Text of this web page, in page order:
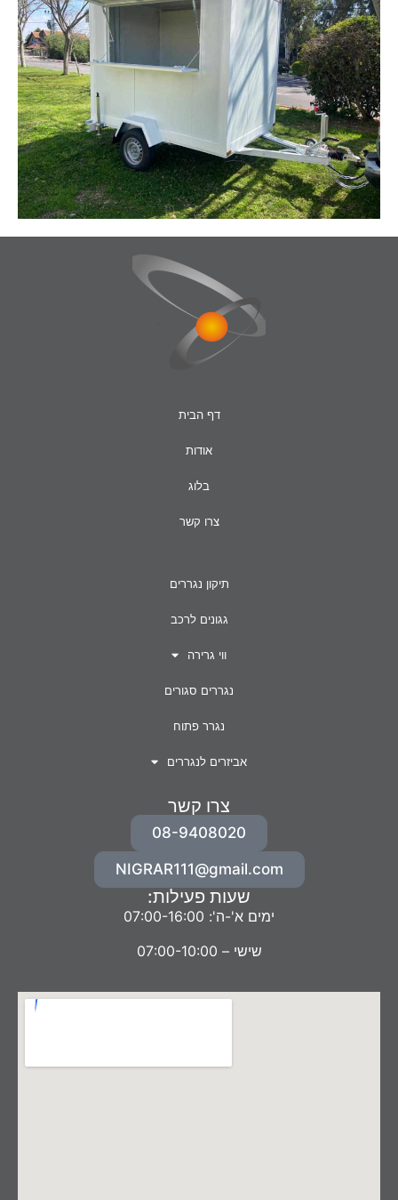
דף הבית
אודות
בלוג
צרו קשר
תיקון נגררים
גגונים לרכב
ווי גרירה
נגררים סגורים
נגרר פתוח
אביזרים לנגררים
צרו קשר
08-9408020
NIGRAR111@gmail.com
שעות פעילות:
ימים א'-ה': 07:00-16:00
שישי – 07:00-10:00